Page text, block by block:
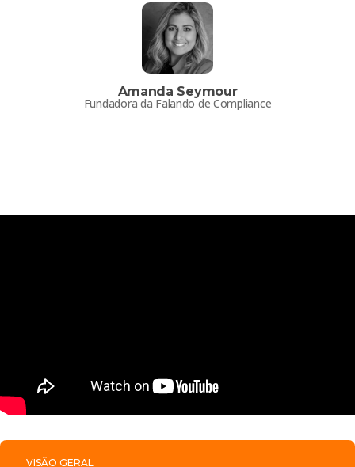
Amanda Seymour
Fundadora da Falando de Compliance
VISÃO GERAL